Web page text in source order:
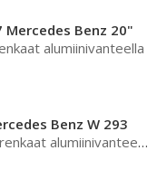
Benz 20"
alumiinivanteella
Benz W 293
alumiinivanteella